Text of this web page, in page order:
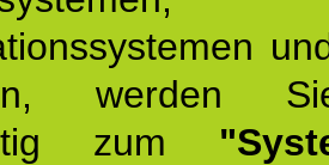
werden
zum